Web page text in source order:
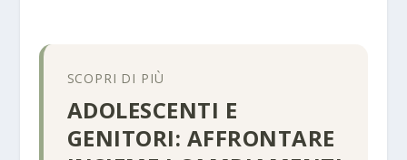
SCOPRI DI PIÙ
ADOLESCENTI E
GENITORI: AFFRONTARE